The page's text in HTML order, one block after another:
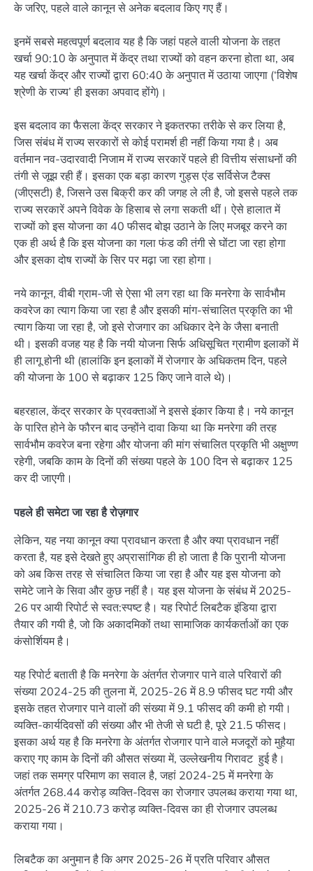
के जरिए, पहले वाले कानून से अनेक बदलाव किए गए हैं।
इनमें सबसे महत्वपूर्ण बदलाव यह है कि जहां पहले वाली योजना के तहत
खर्चा 90:10 के अनुपात में केंद्र तथा राज्यों को वहन करना होता था, अब
यह खर्चा केंद्र और राज्यों द्वारा 60:40 के अनुपात में उठाया जाएगा (‘विशेष
श्रेणी के राज्य’ ही इसका अपवाद होंगे)।
इस बदलाव का फैसला केंद्र सरकार ने इकतरफा तरीके से कर लिया है,
जिस संबंध में राज्य सरकारों से कोई परामर्श ही नहीं किया गया है। अब
वर्तमान नव-उदारवादी निजाम में राज्य सरकारें पहले ही वित्तीय संसाधनों की
तंगी से जूझ रही हैं। इसका एक बड़ा कारण गुड्स एंड सर्विसेज टैक्स
(जीएसटी) है, जिसने उस बिक्री कर की जगह ले ली है, जो इससे पहले तक
राज्य सरकारें अपने विवेक के हिसाब से लगा सकती थीं। ऐसे हालात में
राज्यों को इस योजना का 40 फीसद बोझ उठाने के लिए मजबूर करने का
एक ही अर्थ है कि इस योजना का गला फंड की तंगी से घोंटा जा रहा होगा
और इसका दोष राज्यों के सिर पर मढ़ा जा रहा होगा।
नये कानून, वीबी ग्राम-जी से ऐसा भी लग रहा था कि मनरेगा के सार्वभौम
कवरेज का त्याग किया जा रहा है और इसकी मांग-संचालित प्रकृति का भी
त्याग किया जा रहा है, जो इसे रोजगार का अधिकार देने के जैसा बनाती
थी। इसकी वजह यह है कि नयी योजना सिर्फ अधिसूचित ग्रामीण इलाकों में
ही लागू होनी थी (हालांकि इन इलाकों में रोजगार के अधिकतम दिन, पहले
की योजना के 100 से बढ़ाकर 125 किए जाने वाले थे)।
बहरहाल, केंद्र सरकार के प्रवक्ताओं ने इससे इंकार किया है। नये कानून
के पारित होने के फौरन बाद उन्होंने दावा किया था कि मनरेगा की तरह
सार्वभौम कवरेज बना रहेगा और योजना की मांग संचालित प्रकृति भी अक्षुण्ण
रहेगी, जबकि काम के दिनों की संख्या पहले के 100 दिन से बढ़ाकर 125
कर दी जाएगी।
पहले ही समेटा जा रहा है रोज़गार
लेकिन, यह नया कानून क्या प्रावधान करता है और क्या प्रावधान नहीं
करता है, यह इसे देखते हुए अप्रासांगिक ही हो जाता है कि पुरानी योजना
को अब किस तरह से संचालित किया जा रहा है और यह इस योजना को
समेटे जाने के सिवा और कुछ नहीं है। यह इस योजना के संबंध में 2025-
26 पर आयी रिपोर्ट से स्वत:स्पष्ट है। यह रिपोर्ट लिबटैक इंडिया द्वारा
तैयार की गयी है, जो कि अकादमिकों तथा सामाजिक कार्यकर्ताओं का एक
कंसोर्शियम है।
यह रिपोर्ट बताती है कि मनरेगा के अंतर्गत रोजगार पाने वाले परिवारों की
संख्या 2024-25 की तुलना में, 2025-26 में 8.9 फीसद घट गयी और
इसके तहत रोजगार पाने वालों की संख्या में 9.1 फीसद की कमी हो गयी।
व्यक्ति-कार्यदिवसों की संख्या और भी तेजी से घटी है, पूरे 21.5 फीसद।
इसका अर्थ यह है कि मनरेगा के अंतर्गत रोजगार पाने वाले मजदूरों को मुहैया
कराए गए काम के दिनों की औसत संख्या में, उल्लेखनीय गिरावट हुई है।
जहां तक समग्र परिमाण का सवाल है, जहां 2024-25 में मनरेगा के
अंतर्गत 268.44 करोड़ व्यक्ति-दिवस का रोजगार उपलब्ध कराया गया था,
2025-26 में 210.73 करोड़ व्यक्ति-दिवस का ही रोजगार उपलब्ध
कराया गया।
लिबटैक का अनुमान है कि अगर 2025-26 में प्रति परिवार औसत